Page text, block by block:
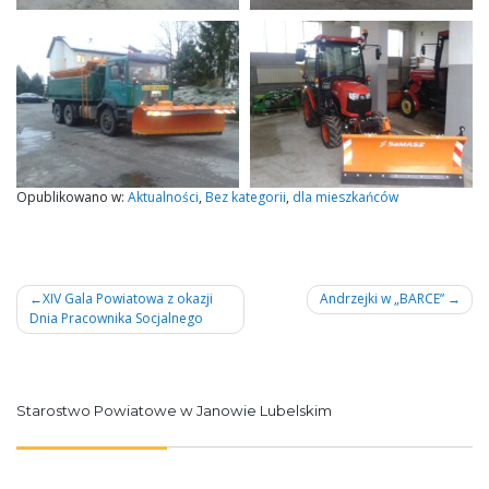
Opublikowano w: Aktualności, Bez kategorii, dla mieszkańców
Nawigacja
wpisu
XIV Gala Powiatowa z okazji
Dnia Pracownika Socjalnego
Andrzejki w „BARCE”
Starostwo Powiatowe w Janowie Lubelskim